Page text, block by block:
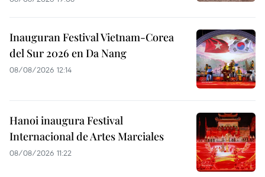
Inauguran Festival Vietnam-Corea
del Sur 2026 en Da Nang
08/08/2026 12:14
Hanoi inaugura Festival
Internacional de Artes Marciales
08/08/2026 11:22